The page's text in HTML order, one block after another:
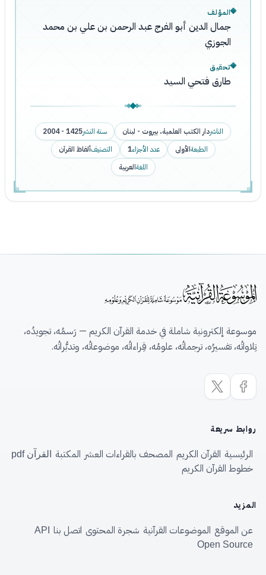
المؤلف
جمال الدين أبو الفرج عبد الرحمن بن علي بن محمد
الجوزي
تحقيق
طارق فتحي السيد
الناشردار الكتب العلمية، بيروت - لبنان سنة النشر1425 - 2004
الطبعةالأولى عدد الأجزاء1 التصنيفألفاظ القرآن
اللغةالعربية
موسوعة إلكترونية شاملة في خدمة القرآن الكريم — رَسمُه، تجويدُه،
تِلاواتُه، تفسيرُه، ترجماتُه، علومُه، قِراءاتُه، موضوعاتُه، وتدبُّراتُه.
روابط سريعة
الرئيسية القرآن الكريم المصحف بالقراءات العشر المكتبة القرآن pdf
خطوط القرآن الكريم
المزيد
عن الموقع الموضوعات القرآنية شجرة المحتوى اتصل بنا
API
Open Source